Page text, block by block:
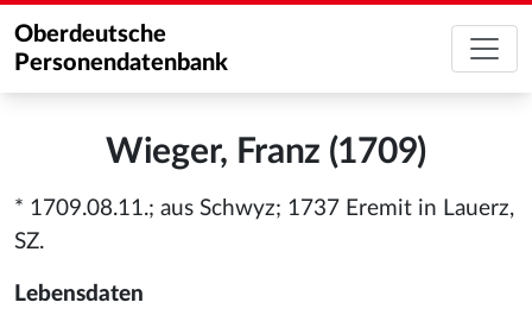
Oberdeutsche
Personendatenbank
Wieger, Franz (1709)
* 1709.08.11.; aus Schwyz; 1737 Eremit in Lauerz,
SZ.
Lebensdaten